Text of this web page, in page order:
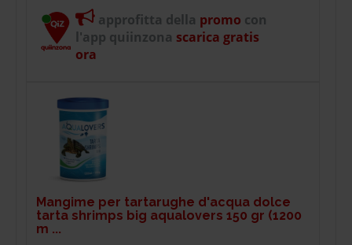
approfitta della promo con
l'app quiinzona scarica gratis
ora
Mangime per tartarughe d'acqua dolce
tarta shrimps big aqualovers 150 gr (1200
m ...